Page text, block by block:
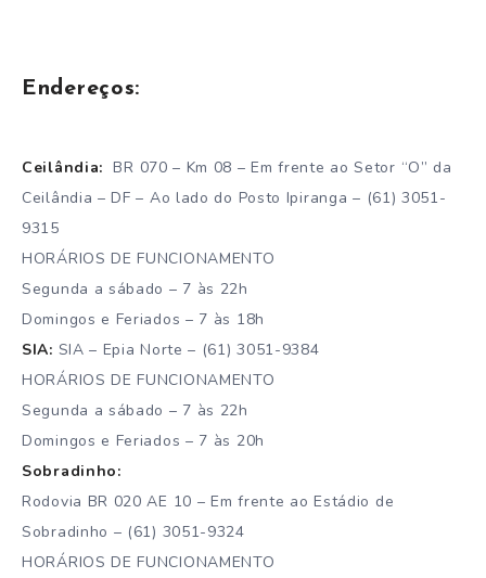
Endereços:
Ceilândia: BR 070 – Km 08 – Em frente ao Setor “O” da
Ceilândia – DF – Ao lado do Posto Ipiranga – (61) 3051-
9315
HORÁRIOS DE FUNCIONAMENTO
Segunda a sábado – 7 às 22h
Domingos e Feriados – 7 às 18h
SIA: SIA – Epia Norte – (61) 3051-9384
HORÁRIOS DE FUNCIONAMENTO
Segunda a sábado – 7 às 22h
Domingos e Feriados – 7 às 20h
Sobradinho:
Rodovia BR 020 AE 10 – Em frente ao Estádio de
Sobradinho – (61) 3051-9324
HORÁRIOS DE FUNCIONAMENTO